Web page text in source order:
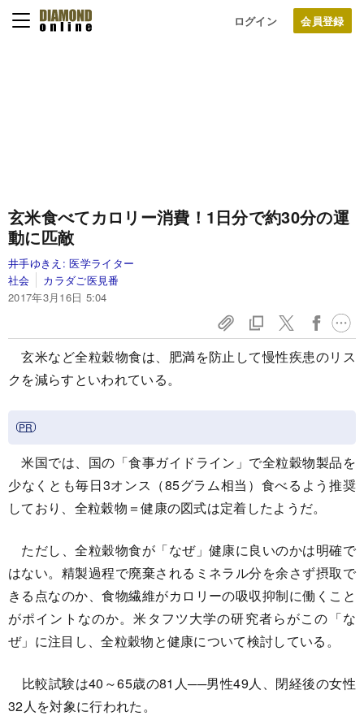
ログイン
玄米食べてカロリー消費！1日分で約30分の運
動に匹敵
井手ゆきえ:医学ライター
社会
カラダご医見番
2017年3月16日 5:04
玄米など全粒穀物食は、肥満を防止して慢性疾患のリス
クを減らすといわれている。
米国では、国の「食事ガイドライン」で全粒穀物製品を
少なくとも毎日3オンス（85グラム相当）食べるよう推奨
しており、全粒穀物＝健康の図式は定着したようだ。
ただし、全粒穀物食が「なぜ」健康に良いのかは明確で
はない。精製過程で廃棄されるミネラル分を余さず摂取で
きる点なのか、食物繊維がカロリーの吸収抑制に働くこと
がポイントなのか。米タフツ大学の研究者らがこの「な
ぜ」に注目し、全粒穀物と健康について検討している。
比較試験は40～65歳の81人──男性49人、閉経後の女性
32人を対象に行われた。